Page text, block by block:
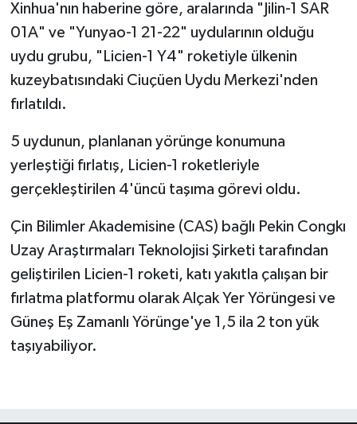
Xinhua'nın haberine göre, aralarında "Jilin-1 SAR
01A" ve "Yunyao-1 21-22" uydularının olduğu
uydu grubu, "Licien-1 Y4" roketiyle ülkenin
kuzeybatısındaki Ciuçüen Uydu Merkezi'nden
fırlatıldı.
5 uydunun, planlanan yörünge konumuna
yerleştiği fırlatış, Licien-1 roketleriyle
gerçekleştirilen 4'üncü taşıma görevi oldu.
Çin Bilimler Akademisine (CAS) bağlı Pekin Congkı
Uzay Araştırmaları Teknolojisi Şirketi tarafından
geliştirilen Licien-1 roketi, katı yakıtla çalışan bir
fırlatma platformu olarak Alçak Yer Yörüngesi ve
Güneş Eş Zamanlı Yörünge'ye 1,5 ila 2 ton yük
taşıyabiliyor.